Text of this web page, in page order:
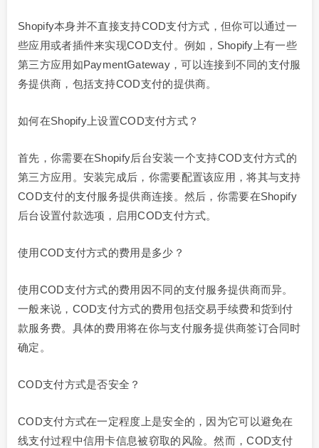
Shopify本身并不直接支持COD支付方式，但你可以通过一
些应用或者插件来实现COD支付。例如，Shopify上有一些
第三方应用如PaymentGateway，可以连接到不同的支付服
务提供商，包括支持COD支付的提供商。
如何在Shopify上设置COD支付方式？
首先，你需要在Shopify后台安装一个支持COD支付方式的
第三方应用。安装完成后，你需要配置该应用，将其与支持
COD支付的支付服务提供商连接。然后，你需要在Shopify
后台设置付款选项，启用COD支付方式。
使用COD支付方式的费用是多少？
使用COD支付方式的费用因不同的支付服务提供商而异。
一般来说，COD支付方式的费用包括交易手续费和货到付
款服务费。具体的费用将在你与支付服务提供商签订合同时
确定。
COD支付方式是否安全？
COD支付方式在一定程度上是安全的，因为它可以避免在
线支付过程中信用卡信息被窃取的风险。然而，COD支付